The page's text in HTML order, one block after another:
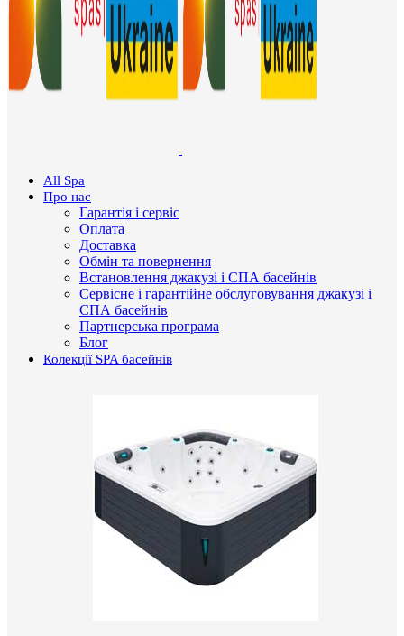
All Spa
Про нас
Гарантія і сервіс
Оплата
Доставка
Обмін та повернення
Встановлення джакузі і СПА басейнів
Сервісне і гарантійне обслуговування джакузі і
СПА басейнів
Партнерська програма
Блог
Колекції SPA басейнів